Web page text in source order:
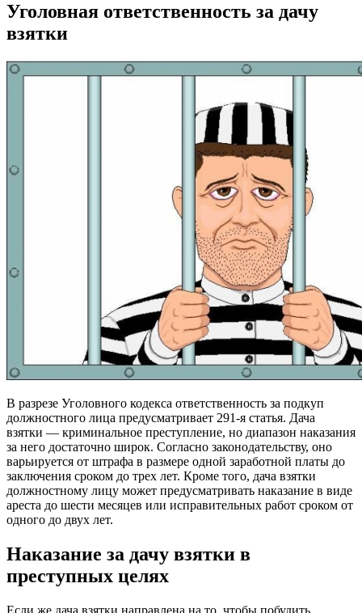
Уголовная ответственность за дачу
взятки
В разрезе Уголовного кодекса ответственность за подкуп
должностного лица предусматривает 291-я статья. Дача
взятки — криминальное преступление, но диапазон наказания
за него достаточно широк. Согласно законодательству, оно
варьируется от штрафа в размере одной заработной платы до
заключения сроком до трех лет. Кроме того, дача взятки
должностному лицу может предусматривать наказание в виде
ареста до шести месяцев или исправительных работ сроком от
одного до двух лет.
Наказание за дачу взятки в
преступных целях
Если же дача взятки направлена на то, чтобы побудить